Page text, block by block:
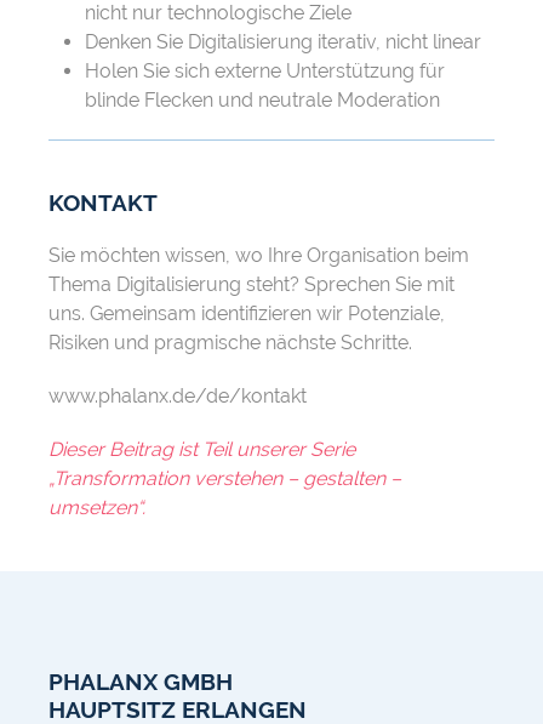
nicht nur technologische Ziele
Denken Sie Digitalisierung iterativ, nicht linear
Holen Sie sich externe Unterstützung für
blinde Flecken und neutrale Moderation
KONTAKT
Sie möchten wissen, wo Ihre Organisation beim
Thema Digitalisierung steht? Sprechen Sie mit
uns. Gemeinsam identifizieren wir Potenziale,
Risiken und pragmische nächste Schritte.
www.phalanx.de/de/kontakt
Dieser Beitrag ist Teil unserer Serie
„Transformation verstehen – gestalten –
umsetzen“.
PHALANX GMBH
HAUPTSITZ ERLANGEN